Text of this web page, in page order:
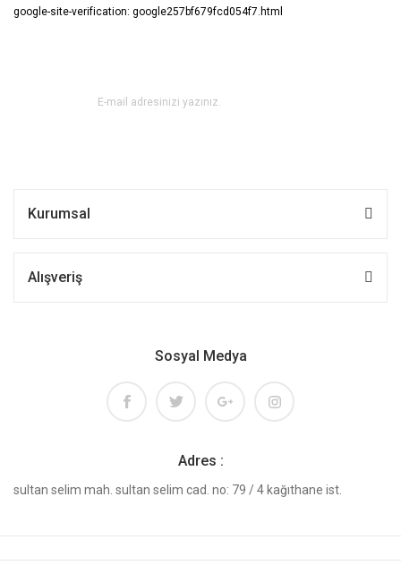
google-site-verification: google257bf679fcd054f7.html
Kurumsal
Alışveriş
Sosyal Medya
Adres :
sultan selim mah. sultan selim cad. no: 79 / 4 kağıthane ist.